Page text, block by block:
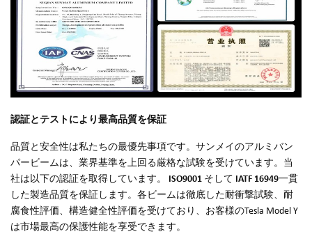
認証とテストにより最高品質を保証
品質と安全性は私たちの最優先事項です。サンメイのアルミバン
パービームは、業界基準を上回る厳格な試験を受けています。当
社は以下の認証を取得しています。 ISO9001 そして IATF 16949一貫
した製造品質を保証します。各ビームは徹底した耐衝撃試験、耐
腐食性評価、構造健全性評価を受けており、お客様のTesla Model Y
は市場最高の保護性能を享受できます。